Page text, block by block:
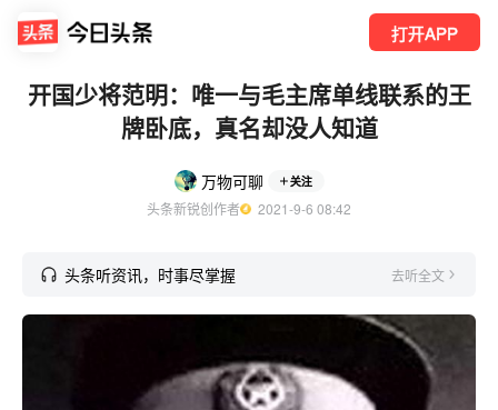
打开APP
开国少将范明：唯一与毛主席单线联系的王
牌卧底，真名却没人知道
万物可聊 关注
头条新锐创作者
  2021-9-6 08:42
头条听资讯，时事尽掌握 去听全文